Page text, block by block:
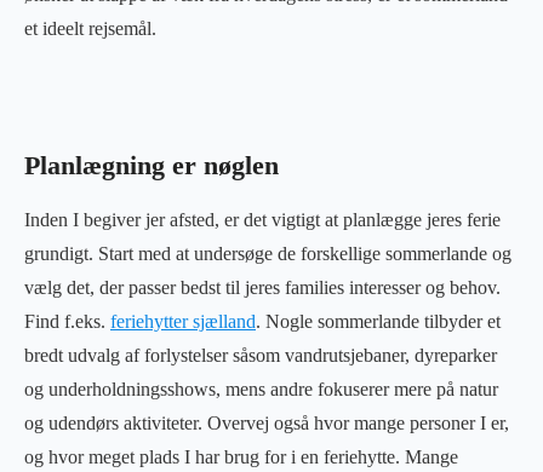
et ideelt rejsemål.
Planlægning er nøglen
Inden I begiver jer afsted, er det vigtigt at planlægge jeres ferie
grundigt. Start med at undersøge de forskellige sommerlande og
vælg det, der passer bedst til jeres families interesser og behov.
Find f.eks. feriehytter sjælland. Nogle sommerlande tilbyder et
bredt udvalg af forlystelser såsom vandrutsjebaner, dyreparker
og underholdningsshows, mens andre fokuserer mere på natur
og udendørs aktiviteter. Overvej også hvor mange personer I er,
og hvor meget plads I har brug for i en feriehytte. Mange